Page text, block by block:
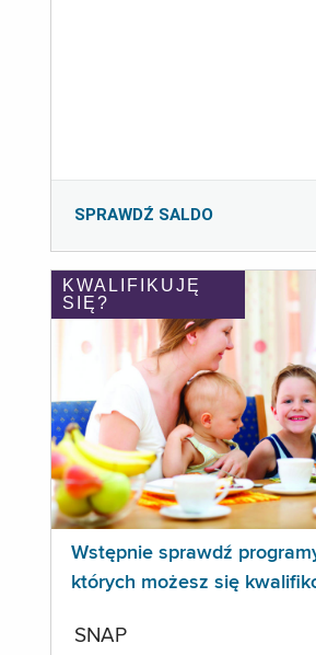
SPRAWDŹ SALDO
KWALIFIKUJĘ
SIĘ?
Wstępnie sprawdź
których możesz się
SNAP